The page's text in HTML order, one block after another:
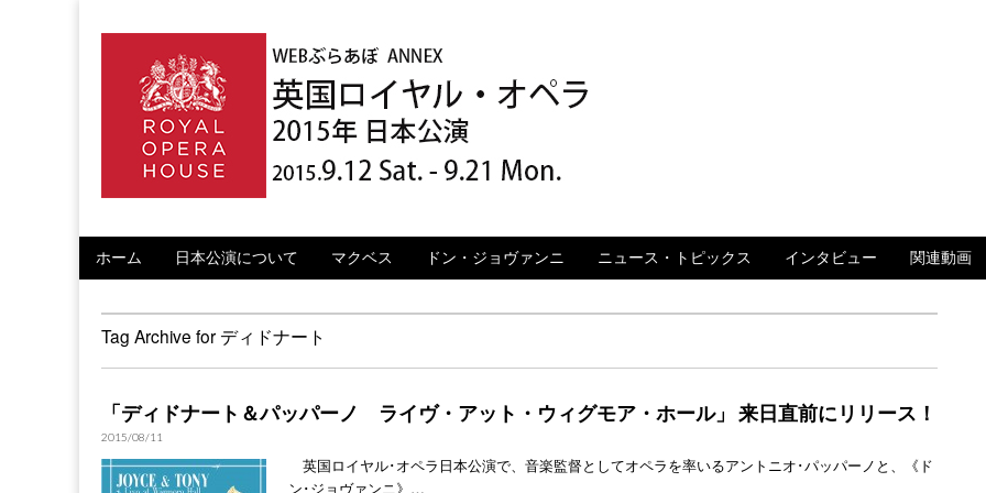
英国ロイヤル・オペラ 2015年 日本
Main menu
Skip to content
ホーム 日本公演について マクベス ドン・ジョヴァンニ ニュース・トピックス インタビュー 関連動画
Tag Archive for ディドナート
「ディドナート＆パッパーノ ライヴ・アット・ウィグモア・ホール」 来日直前にリリース！
2015/08/11
英国ロイヤル･オペラ日本公演で、音楽監督としてオペラを率いるアントニオ･パッパーノと、《ド
ン･ジョヴァンニ》…